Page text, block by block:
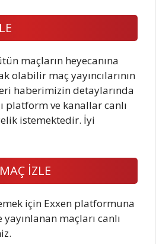
maçların heyecanına
olabilir maç yayıncılarının
haberimizin detaylarında
platform ve kanallar canlı
istemektedir. İyi
İZLE
için Exxen platformuna
yayınlanan maçları canlı